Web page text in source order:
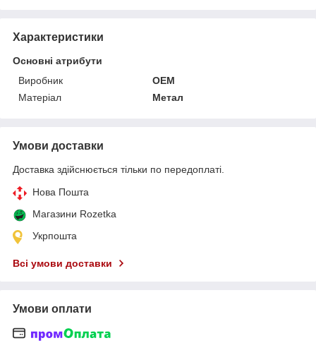
Характеристики
Основні атрибути
Виробник
OEM
Матеріал
Метал
Умови доставки
Доставка здійснюється тільки по передоплаті.
Нова Пошта
Магазини Rozetka
Укрпошта
Всі умови доставки
Умови оплати